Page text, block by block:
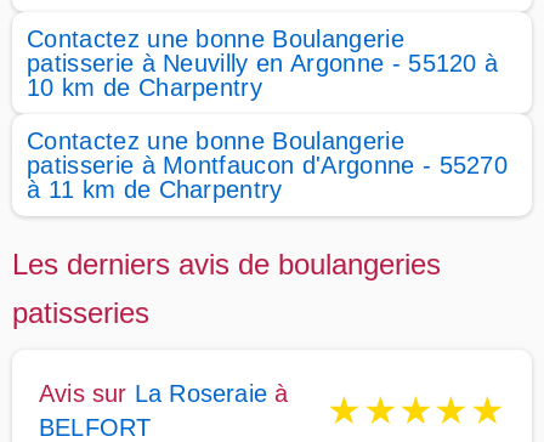
Contactez une bonne Boulangerie
patisserie à Neuvilly en Argonne - 55120 à
10 km de Charpentry
Contactez une bonne Boulangerie
patisserie à Montfaucon d'Argonne - 55270
à 11 km de Charpentry
Les derniers avis de boulangeries
patisseries
Avis sur La Roseraie à
BELFORT
★★★★★